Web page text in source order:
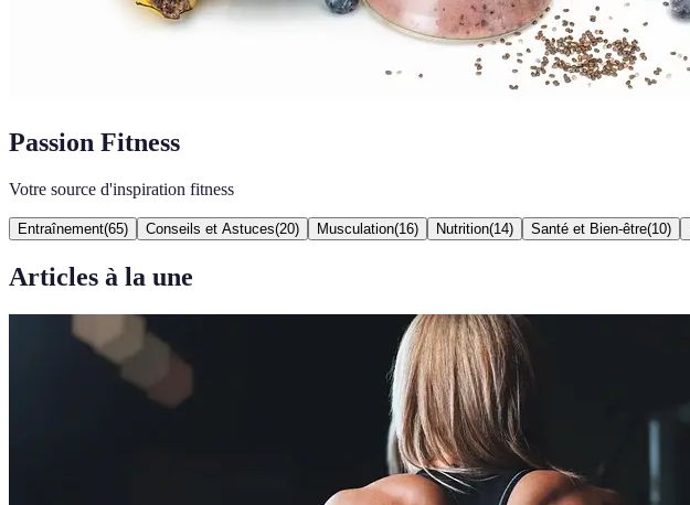
Passion Fitness
Votre source d'inspiration fitness
Entraînement(65) Conseils et Astuces(20) Musculation(16) Nutrition(14) Santé et Bien-être(10)
Articles à la une